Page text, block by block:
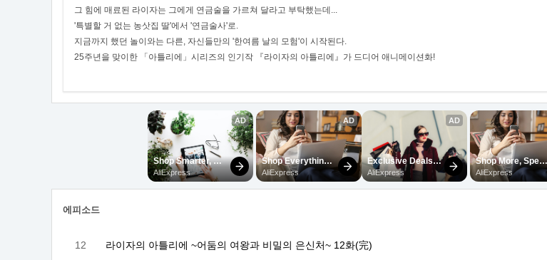
그 힘에 매료된 라이자는 그에게 연금술을 가르쳐 달라고 부탁했는데...
'특별할 거 없는 농삿집 딸'에서 '연금술사'로.
지금까지 했던 놀이와는 다른, 자신들만의 '한여름 날의 모험'이 시작된다.
25주년을 맞이한 「아틀리에」시리즈의 인기작 『라이자의 아틀리에』가 드디어 애니메이션화!
에피소드
12 라이자의 아틀리에 ~어둠의 여왕과 비밀의 은신처~ 12화(完)